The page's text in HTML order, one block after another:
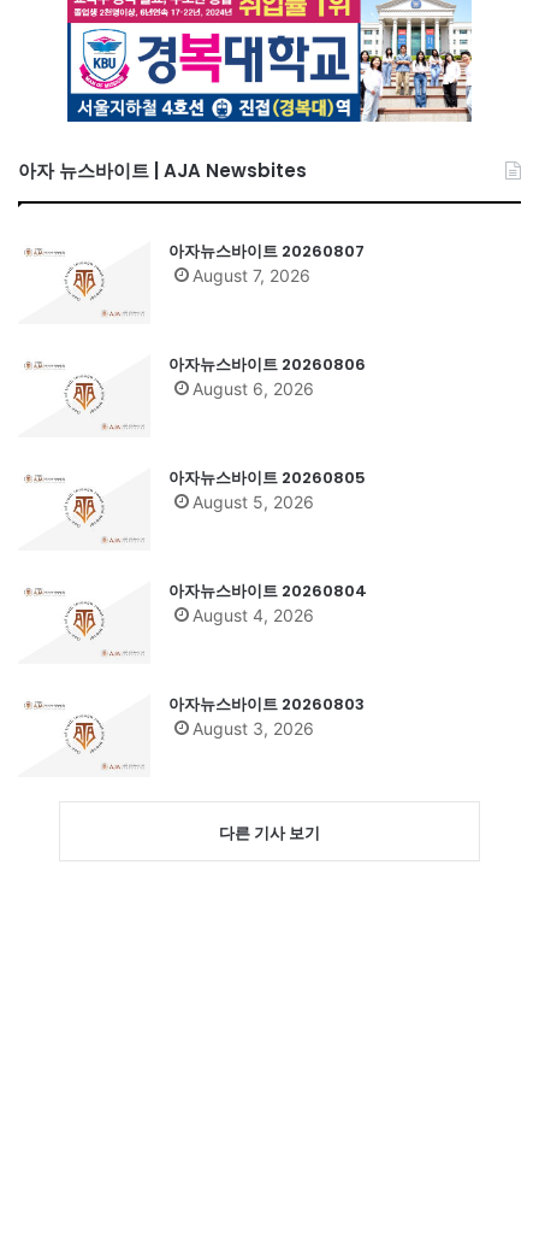
아자 뉴스바이트 | AJA Newsbites
아자뉴스바이트 20260807
August 7, 2026
아자뉴스바이트 20260806
August 6, 2026
아자뉴스바이트 20260805
August 5, 2026
아자뉴스바이트 20260804
August 4, 2026
아자뉴스바이트 20260803
August 3, 2026
다른 기사 보기